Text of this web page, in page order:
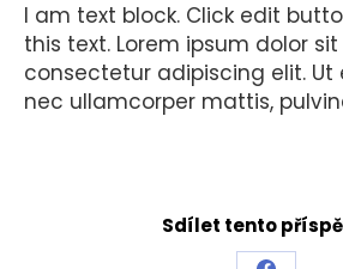
I am text block. Click edit
this text. Lorem ipsum dolor
consectetur adipiscing elit. Ut
nec ullamcorper mattis,
Sdílet tento